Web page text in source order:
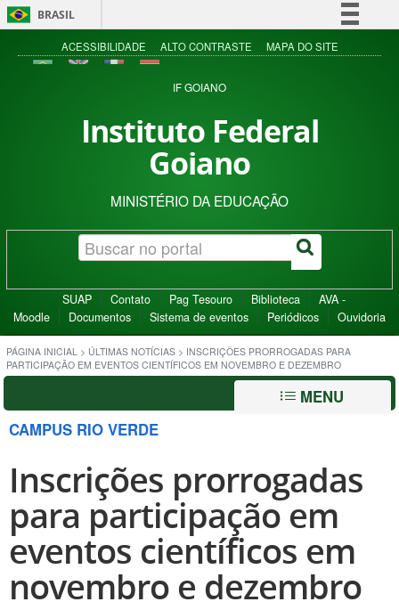
BRASIL
Simplifique!
Acesso à informação
ACESSIBILIDADE ALTO CONTRASTE MAPA DO SITE
IF GOIANO
Instituto Federal
Goiano
MINISTÉRIO DA EDUCAÇÃO
SUAP Contato Pag Tesouro Biblioteca
AVA -
Moodle
Documentos Sistema de eventos Periódicos Ouvidoria
PÁGINA INICIAL > ÚLTIMAS NOTÍCIAS > INSCRIÇÕES PRORROGADAS PARA
PARTICIPAÇÃO EM EVENTOS CIENTÍFICOS EM NOVEMBRO E DEZEMBRO
MENU
CAMPUS RIO VERDE
Inscrições prorrogadas
para participação em
eventos científicos em
novembro e dezembro